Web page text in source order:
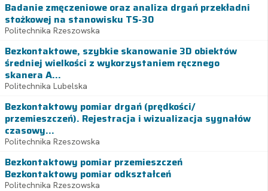
Badanie zmęczeniowe oraz analiza drgań przekładni
stożkowej na stanowisku TS-30
Politechnika Rzeszowska
Bezkontaktowe, szybkie skanowanie 3D obiektów
średniej wielkości z wykorzystaniem ręcznego
skanera A...
Politechnika Lubelska
Bezkontaktowy pomiar drgań (prędkości/
przemieszczeń). Rejestracja i wizualizacja sygnałów
czasowy...
Politechnika Rzeszowska
Bezkontaktowy pomiar przemieszczeń
Bezkontaktowy pomiar odkształceń
Politechnika Rzeszowska